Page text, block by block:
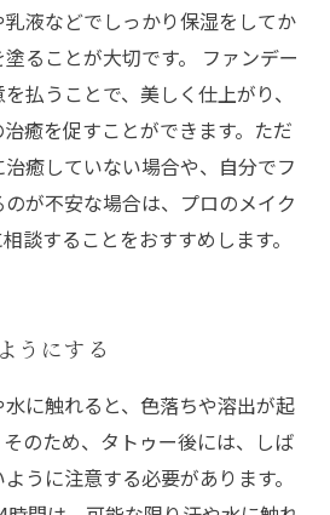
液などでしっかり保湿をしてか
ることが大切です。 ファンデー
払うことで、美しく仕上がり、
癒を促すことができます。ただ
癒していない場合や、自分でフ
が不安な場合は、プロのメイク
談することをおすすめします。
うにする
に触れると、色落ちや溶出が起
のため、タトゥー後には、しば
うに注意する必要があります。